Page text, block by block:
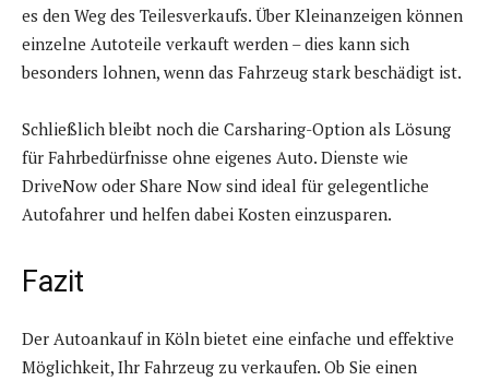
es den Weg des Teilesverkaufs. Über Kleinanzeigen können
einzelne Autoteile verkauft werden – dies kann sich
besonders lohnen, wenn das Fahrzeug stark beschädigt ist.
Schließlich bleibt noch die Carsharing-Option als Lösung
für Fahrbedürfnisse ohne eigenes Auto. Dienste wie
DriveNow oder Share Now sind ideal für gelegentliche
Autofahrer und helfen dabei Kosten einzusparen.
Fazit
Der Autoankauf in Köln bietet eine einfache und effektive
Möglichkeit, Ihr Fahrzeug zu verkaufen. Ob Sie einen